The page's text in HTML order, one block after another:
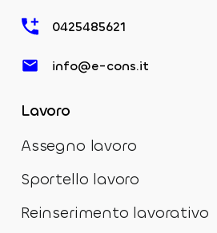
0425485621
info@e-cons.it
Lavoro
Assegno lavoro
Sportello lavoro
Reinserimento lavorativo